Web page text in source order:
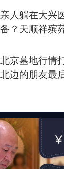
亲人躺在大兴
备？天顺祥殡
北京墓地行情
北边的朋友最